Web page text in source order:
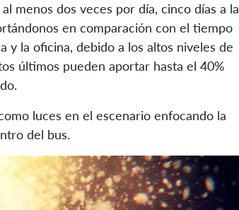
menos dos veces por día, cinco días a la
en comparación con el tiempo
y la oficina, debido a los altos niveles de
últimos pueden aportar hasta el 40%
luces en el escenario enfocando la
del bus.